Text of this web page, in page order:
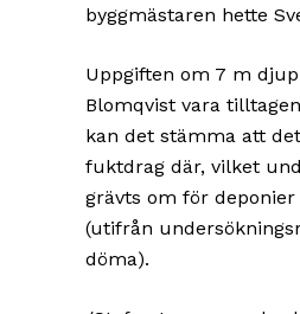
byggmästaren hette
Uppgiften om 7 m
Blomqvist vara
kan det stämma att
fuktdrag där, vilket
grävts om för deponier
(utifrån
döma).